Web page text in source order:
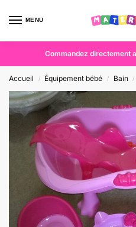
MENU
Commandez directement
Accueil / Équipement bébé / Bain /